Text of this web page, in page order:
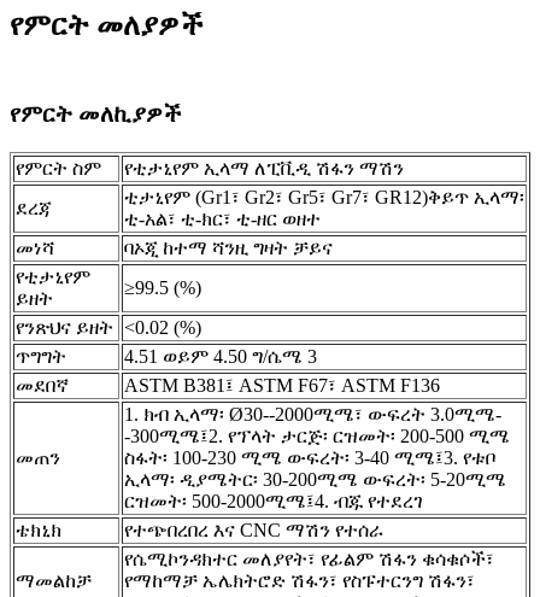
የምርት መለያዎች
የምርት መለኪያዎች
የምርት ስም
የቲታኒየም ኢላማ ለፒቪዲ ሽፋን ማሽን
ደረጃ
ቲታኒየም (Gr1፣ Gr2፣ Gr5፣ Gr7፣ GR12)ቅይጥ ኢላማ፡
ቲ-አል፣ ቲ-ክር፣ ቲ-ዘር ወዘተ
መነሻ
ባኦጂ ከተማ ሻንዚ ግዛት ቻይና
የቲታኒየም
ይዘት
≥99.5 (%)
የንጽህና ይዘት <0.02 (%)
ጥግግት
4.51 ወይም 4.50 ግ/ሴሜ 3
መደበኛ
ASTM B381፤ ASTM F67፣ ASTM F136
መጠን
1. ክብ ኢላማ፡ Ø30--2000ሚሜ፣ ውፍረት 3.0ሚሜ-
-300ሚሜ፤2. የፕላት ታርጅ፡ ርዝመት፡ 200-500 ሚሜ
ስፋት፡ 100-230 ሚሜ ውፍረት፡ 3-40 ሚሜ፤3. የቱቦ
ኢላማ፡ ዲያሜትር፡ 30-200ሚሜ ውፍረት፡ 5-20ሚሜ
ርዝመት፡ 500-2000ሚሜ፤4. ብጁ የተደረገ
ቴክኒክ
የተጭበረበረ እና CNC ማሽን የተሰራ
ማመልከቻ
የሴሚኮንዳክተር መለያየት፣ የፊልም ሽፋን ቁሳቁሶች፣
የማከማቻ ኤሌክትሮድ ሽፋን፣ የስፑተርንግ ሽፋን፣